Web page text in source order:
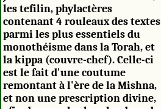
les tefilin, phylactères
contenant 4 rouleaux des textes
parmi les plus essentiels du
monothéisme dans la Torah, et
la kippa (couvre-chef). Celle-ci
est le fait d'une coutume
remontant à l'ère de la Mishna,
et non une prescription divine,